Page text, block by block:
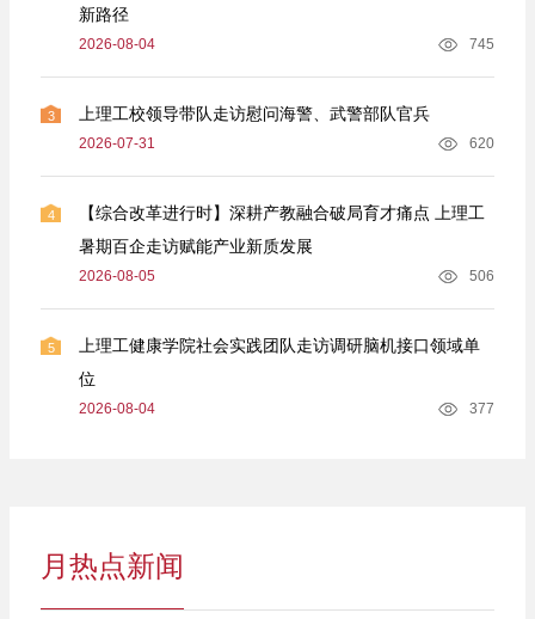
新路径
2026-08-04 745
3 上理工校领导带队走访慰问海警、武警部队官兵
2026-07-31 620
4
【综合改革进行时】深耕产教融合破局育才痛点 上理工
暑期百企走访赋能产业新质发展
2026-08-05 506
5
上理工健康学院社会实践团队走访调研脑机接口领域单
位
2026-08-04 377
月热点新闻